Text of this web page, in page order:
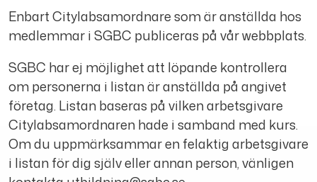
Enbart Citylabsamordnare som är anställda hos
medlemmar i SGBC publiceras på vår webbplats.
SGBC har ej möjlighet att löpande kontrollera
om personerna i listan är anställda på angivet
företag. Listan baseras på vilken arbetsgivare
Citylabsamordnaren hade i samband med kurs.
Om du uppmärksammar en felaktig arbetsgivare
i listan för dig själv eller annan person, vänligen